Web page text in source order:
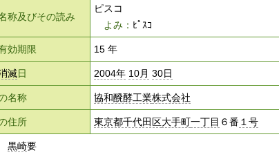
称及びその読み
ピスコ
よみ： ﾋﾟｽｺ
効期限 15 年
滅日 2004年 10月 30日
名称 協和醗酵工業株式会社
住所 東京都千代田区大手町一丁目 ６番 １号
黒崎要